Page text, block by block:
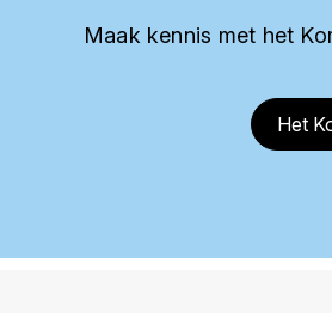
Maak kennis met het
Het